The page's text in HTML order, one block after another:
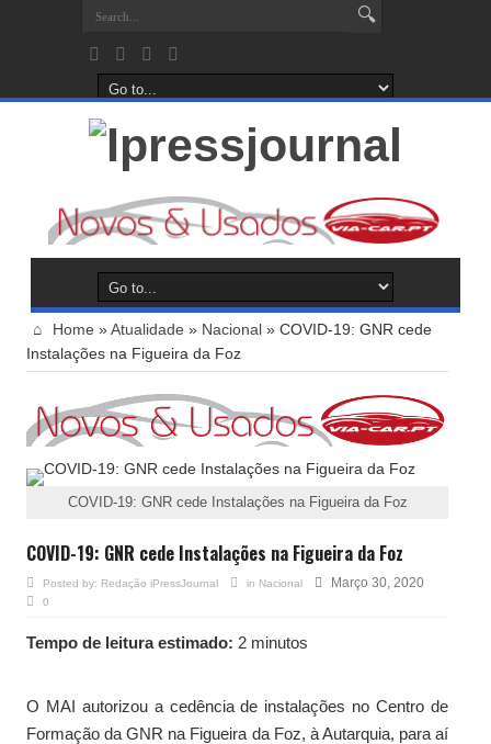
Home »Atualidade » Nacional » COVID-19: GNR cede
Instalações na Figueira da Foz
COVID-19: GNR cede Instalações na Figueira da Foz
COVID-19: GNR cede Instalações na Figueira da Foz
Posted by: Redação iPressJournal in Nacional Março 30, 2020
0
Tempo de leitura estimado: 2 minutos
O MAI autorizou a cedência de instalações no Centro de
Formação da GNR na Figueira da Foz, à Autarquia, para aí